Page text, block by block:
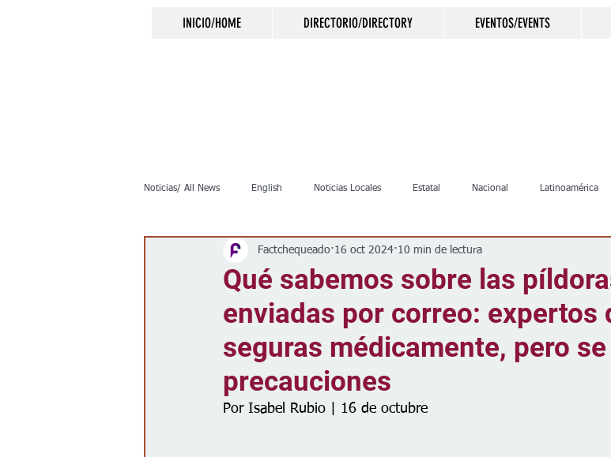
INICIO/HOME DIRECTORIO/DIRECTORY EVENTOS/EVENTS
Noticias/ All News English Noticias Locales Estatal Nacional Latinoamérica
Crimen Negocios Salud Arte & Cultura
Clima Vivienda Escuelas Calles Desamparados
Espectáculos
Qué sabemos sobre las
enviadas por correo: expertos
seguras médicamente, pero
precauciones
Factchequeado 16 oct 2024 10 min de lectura
Por Isabel Rubio | 16 de octubre